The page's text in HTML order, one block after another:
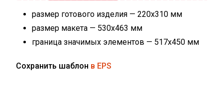
размер готового изделия — 220х310 мм
размер макета — 530х463 мм
граница значимых элементов — 517х450 мм
Сохранить шаблон в EPS